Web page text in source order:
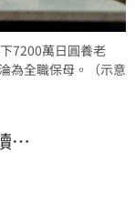
7200萬日圓養老
為全職保母。（示意
…